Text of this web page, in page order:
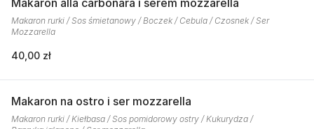
Makaron rurki / Sos śmietanowy / Boczek / Cebula / Czosnek / Ser
Mozzarella
40,00 zł
Makaron na ostro i ser mozzarella
Makaron rurki / Kiełbasa / Sos pomidorowy ostry / Kukurydza /